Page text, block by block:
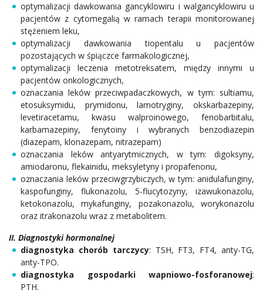
optymalizacji dawkowania gancyklowiru i walgancyklowiru u
pacjentów z cytomegalią w ramach terapii monitorowanej
stężeniem leku,
optymalizacji dawkowania tiopentalu u pacjentów
pozostających w śpiączce farmakologicznej,
optymalizacji leczenia metotreksatem, między innymi u
pacjentów onkologicznych,
oznaczania leków przeciwpadaczkowych, w tym: sultiamu,
etosuksymidu, prymidonu, lamotryginy, okskarbazepiny,
levetiracetamu, kwasu walproinowego, fenobarbitalu,
karbamazepiny, fenytoiny i wybranych benzodiazepin
(diazepam, klonazepam, nitrazepam)
oznaczania leków antyarytmicznych, w tym: digoksyny,
amiodaronu, flekainidu, meksyletyny i propafenonu,
oznaczania leków przeciwgrzybiczych, w tym: anidulafunginy,
kaspofunginy, flukonazolu, 5-flucytozyny, izawukonazolu,
ketokonazolu, mykafunginy, pozakonazolu, worykonazolu
oraz itrakonazolu wraz z metabolitem.
II. Diagnostyki hormonalnej
diagnostyka chorób tarczycy: TSH, FT3, FT4, anty-TG,
anty-TPO.
diagnostyka gospodarki wapniowo-fosforanowej:
PTH.